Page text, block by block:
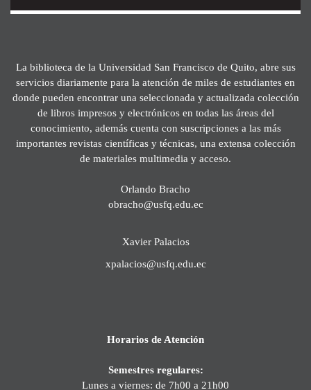
La biblioteca de la Universidad San Francisco de Quito, abre sus
servicios diariamente para la atención de miles de estudiantes en
donde pueden encontrar una seleccionada y actualizada colección
de libros impresos y electrónicos en todas las áreas del
conocimiento, además cuenta con suscripciones a las más
importantes revistas científicas y técnicas, una extensa colección
de materiales multimedia y acceso.
Orlando Bracho
obracho@usfq.edu.ec
Xavier Palacios
xpalacios@usfq.edu.ec
Horarios de Atención
Semestres regulares:
Lunes a viernes: de 7h00 a 21h00